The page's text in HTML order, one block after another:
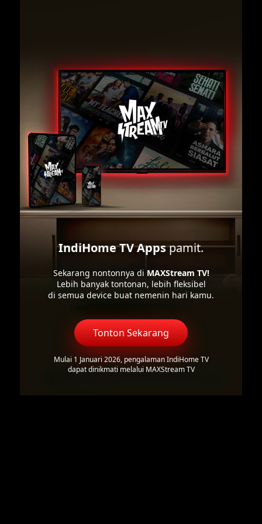
IndiHome TV Appspamit.
Sekarang nontonnya di MAXStream TV!
Lebih banyak tontonan, lebih fleksibel
di semua device buat nemenin hari kamu.
Tonton Sekarang
Mulai 1 Januari 2026, pengalaman IndiHome TV
dapat dinikmati melalui MAXStream TV